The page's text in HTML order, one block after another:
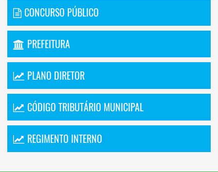
CONCURSO PÚBLICO
PREFEITURA
PLANO DIRETOR
CÓDIGO TRIBUTÁRIO MUNICIPAL
REGIMENTO INTERNO